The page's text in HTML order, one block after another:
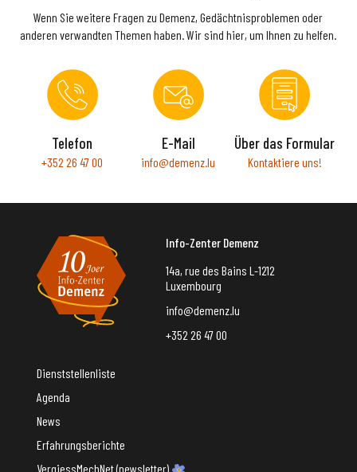
Wenn Sie weitere Fragen zu Demenz, Gedächtnisproblemen oder
anderen verwandten Themen haben. Wir sind hier, um Ihnen zu helfen.
Telefon
+352 26 47 00
E-Mail
info@demenz.lu
Über das Formular
Kontaktiere uns!
Info-Zenter Demenz
14a, rue des Bains L-1212
Luxembourg
info@demenz.lu
+352 26 47 00
Dienststellenliste
Agenda
News
Erfahrungsberichte
VergiessMechNet (newsletter)